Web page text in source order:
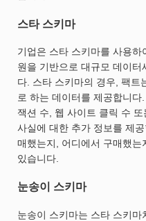
스타 스키마
기업은 스타 스키마를 사용
원을 기반으로 대규모 데이
다. 스타 스키마의 경우, 팩트
로 하는 데이터를 제공합니
잭션 수, 웹 사이트 클릭 수
사실에 대한 추가 정보를 제
매했는지, 어디에서 구매했는
있습니다.
눈송이 스키마
눈송이 스키마는 스타 스키